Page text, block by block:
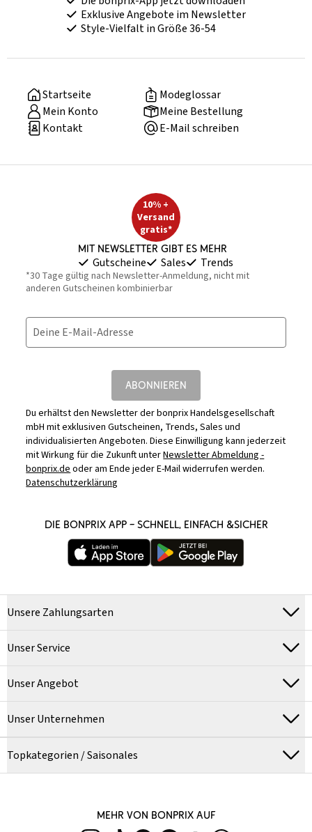
Exklusive Angebote im Newsletter
Style-Vielfalt in Größe 36-54
Startseite
Modeglossar
Mein Konto
Meine Bestellung
Kontakt
E-Mail schreiben
10% +
Versand
gratis*
Mit Newsletter gibt es mehr
Gutscheine Sales Trends
*30 Tage gültig nach Newsletter-Anmeldung, nicht mit
anderen Gutscheinen kombinierbar
Deine E-Mail-Adresse
ABONNIEREN
Du erhältst den Newsletter der bonprix Handelsgesellschaft
mbH mit exklusiven Gutscheinen, Trends, Sales und
individualisierten Angeboten. Diese Einwilligung kann jederzeit
mit Wirkung für die Zukunft unterNewsletter Abmeldung -
bonprix.deoder am Ende jeder E-Mail widerrufen werden.
Datenschutzerklärung
DIE BONPRIX APP – SCHNELL, EINFACH &SICHER
Unsere Zahlungsarten
Unser Service
Unser Angebot
Unser Unternehmen
Topkategorien / Saisonales
MEHR VON BONPRIX AUF